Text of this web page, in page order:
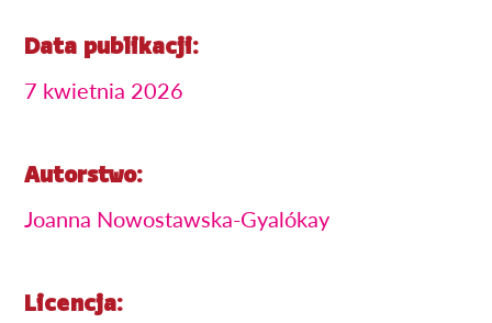
Data publikacji:
7 kwietnia 2026
Autorstwo:
Joanna Nowostawska-Gyalókay
Licencja: